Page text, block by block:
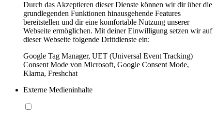
Durch das Akzeptieren dieser Dienste können wir dir über die
grundlegenden Funktionen hinausgehende Features
bereitstellen und dir eine komfortable Nutzung unserer
Webseite ermöglichen. Mit deiner Einwilligung setzen wir auf
dieser Webseite folgende Drittdienste ein:
Google Tag Manager, UET (Universal Event Tracking)
Consent Mode von Microsoft, Google Consent Mode,
Klarna, Freshchat
Externe Medieninhalte